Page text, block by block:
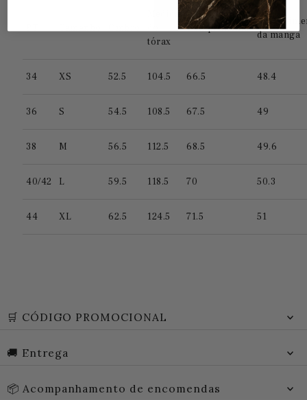
PT Tamanho Ombro do
tórax
Comprimento
da manga
34 XS 52.5 104.5 66.5 48.4
36 S 54.5 108.5 67.5 49
38 M 56.5 112.5 68.5 49.6
40/42 L 59.5 118.5 70 50.3
44 XL 62.5 124.5 71.5 51
🛒 CÓDIGO PROMOCIONAL
🚚 Entrega
📦 Acompanhamento de encomendas